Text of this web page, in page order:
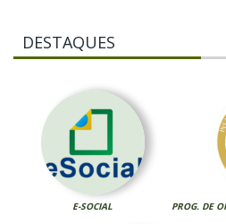
DESTAQUES
E-SOCIAL PROG. DE